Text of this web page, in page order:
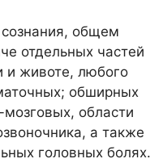
общем
отдельных частей
и животе, любого
обширных
области
а также
головных болях.